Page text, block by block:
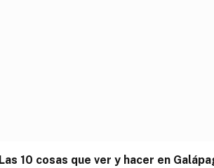
Las 10 cosas que ver y hacer en